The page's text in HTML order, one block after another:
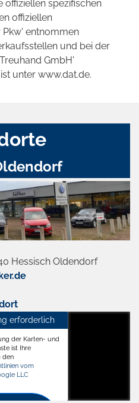
offiziellen spezifischen
offiziellen
entnommen
und bei der
GmbH'
unter www.dat.de.
Hessisch Oldendorf
Oldendorf
erforderlich
der Karten- und
ist Ihre
den
vom
LLC